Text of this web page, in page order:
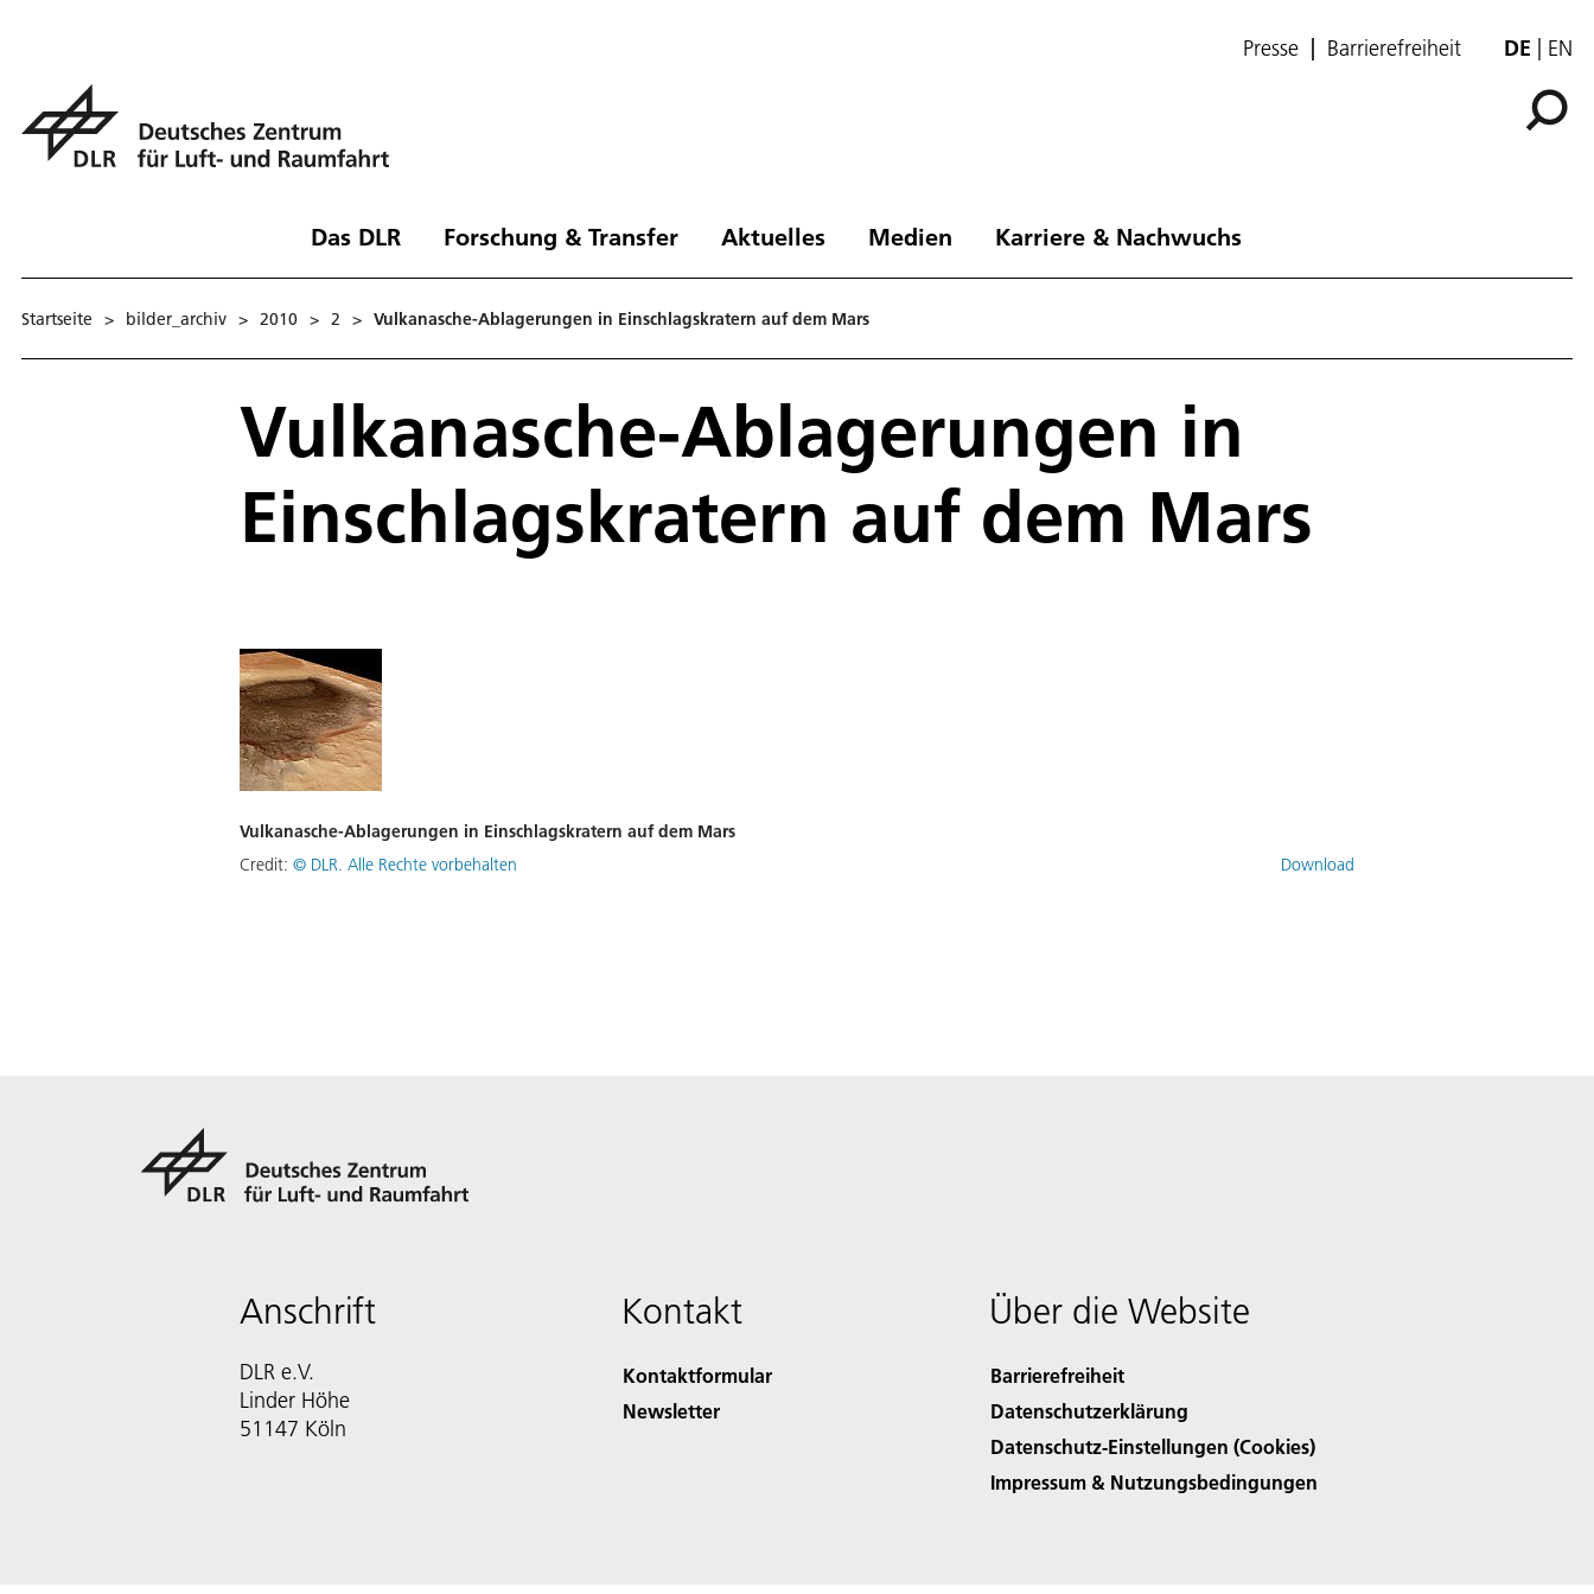
Presse Barrierefreiheit DE EN
Das DLR Forschung & Transfer Aktuelles Medien Karriere & Nachwuchs
Startseite > bilder_archiv > 2010 > 2 > Vulkanasche-Ablagerungen in Einschlagskratern auf dem Mars
Vulkanasche-Ablagerungen in
Einschlagskratern auf dem Mars
Vulkanasche-Ablagerungen in Einschlagskratern auf dem Mars
Credit: © DLR. Alle Rechte vorbehalten Download
Anschrift
DLR e.V.
Linder Höhe
51147 Köln
Kontakt
Kontaktformular
Newsletter
Über die Website
Barrierefreiheit
Datenschutzerklärung
Datenschutz-Einstellungen (Cookies)
Impressum & Nutzungsbedingungen